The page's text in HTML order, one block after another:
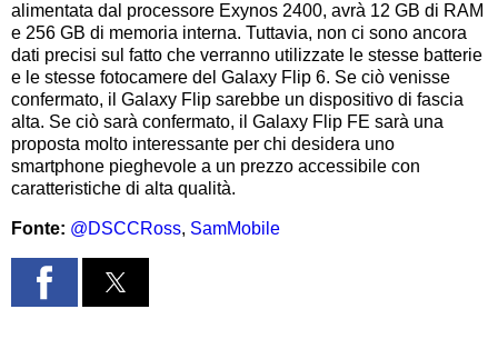
alimentata dal processore Exynos 2400, avrà 12 GB di RAM
e 256 GB di memoria interna. Tuttavia, non ci sono ancora
dati precisi sul fatto che verranno utilizzate le stesse batterie
e le stesse fotocamere del Galaxy Flip 6. Se ciò venisse
confermato, il Galaxy Flip sarebbe un dispositivo di fascia
alta. Se ciò sarà confermato, il Galaxy Flip FE sarà una
proposta molto interessante per chi desidera uno
smartphone pieghevole a un prezzo accessibile con
caratteristiche di alta qualità.
Fonte: @DSCCRoss, SamMobile